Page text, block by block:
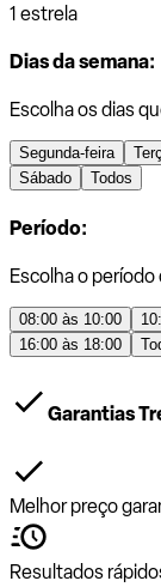
1 estrela
Dias da semana:
Escolha os dias
Segunda-feira
Sábado
Todos
Período:
Escolha o
08:00 às 10:00
16:00 às 18:00
Garantias
Melhor preço
Resultados